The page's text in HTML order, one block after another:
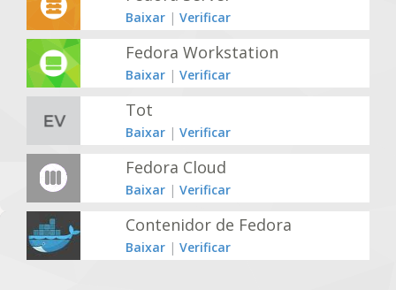
Baixar | Verificar
Fedora Workstation
Baixar | Verificar
Tot
Baixar | Verificar
Fedora Cloud
Baixar | Verificar
Contenidor de Fedora
Baixar | Verificar